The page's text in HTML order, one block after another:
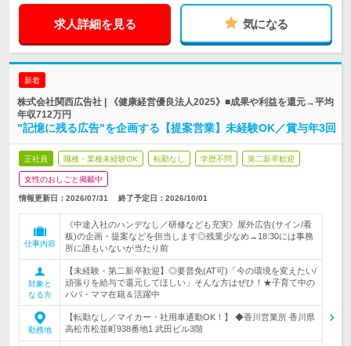
求人詳細を見る 気になる
新着
株式会社関西広告社 | 《健康経営優良法人2025》■成果や利益を還元→平均
年収712万円
"記憶に残る広告"を企画する【提案営業】未経験OK／賞与年3回
正社員 職種・業種未経験OK 転勤なし 学歴不問 第二新卒歓迎
女性のおしごと掲載中
情報更新日：2026/07/31 終了予定日： 2026/10/01
仕事内容
《中途入社のハンデなし／研修なども充実》屋外広告(サイン/看
板)の企画・提案などを担当します◎残業少なめ→18:30には事務
所に誰もいないが当たり前
対象と
なる方
【未経験・第二新卒歓迎】◎要普免(AT可)「今の環境を変えたい/
頑張りを給与で還元してほしい」そんな方はぜひ！★子育て中の
パパ・ママ在籍＆活躍中
勤務地
【転勤なし／マイカー・社用車通勤OK！】 ◆香川営業所 香川県
高松市松並町938番地1 武田ビル3階